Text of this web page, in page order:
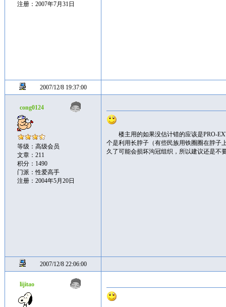
注册：2007年7月31日
2007/12/8 19:37:00
cong0124
等级：高级会员
文章：211
积分：1490
门派：性爱高手
注册：2004年5月20日
楼主用的如果没估计错的应该是PRO-
个是利用长脖子（有些民族用铁圈圈在脖子
久了可能会损坏沟冠组织，所以建议还是不
2007/12/8 22:06:00
lijitao